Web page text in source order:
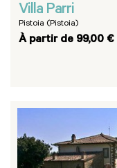
Villa Parri
Pistoia (Pistoia)
À partir de 99,00 €